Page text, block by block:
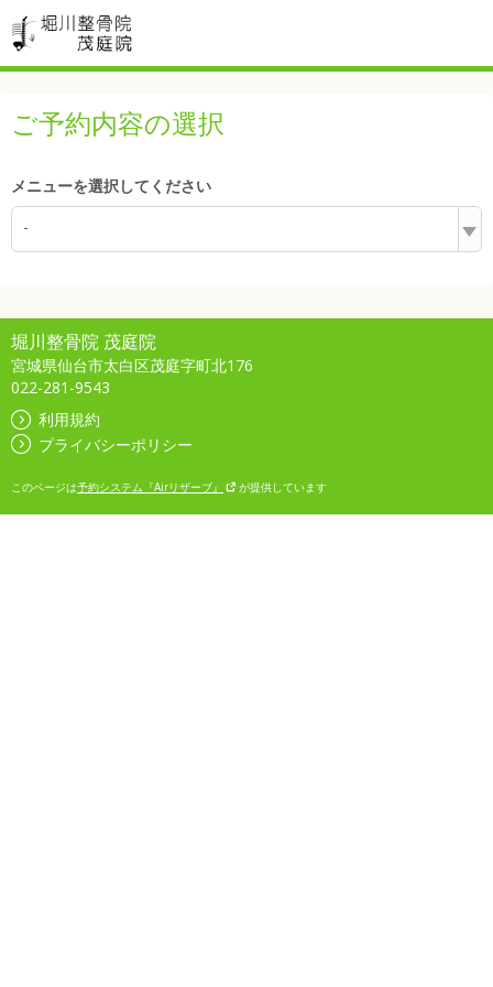
ご予約内容の選択
メニューを選択してください
-
堀川整骨院 茂庭院
宮城県仙台市太白区茂庭字町北176
022-281-9543
利用規約
プライバシーポリシー
このページは予約システム『Airリザーブ』 が提供しています